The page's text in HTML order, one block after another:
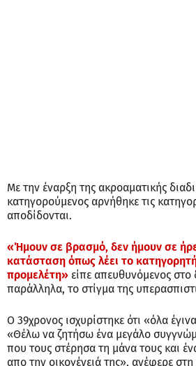
Με την έναρξη της ακροαματικής
κατηγορούμενος αρνήθηκε τις
αποδίδονται.
«Ήμουν σε βρασμό, δεν ήμουν σε
κατάσταση όπως λέει το
προμελέτη» είπε απευθυνόμενος στο
παράλληλα, το στίγμα της
Ο 39χρονος ισχυρίστηκε ότι «όλα
«Θέλω να ζητήσω ένα μεγάλο
που τους στέρησα τη μάνα τους και
απο την οικογένειά της», ανέφερε στη